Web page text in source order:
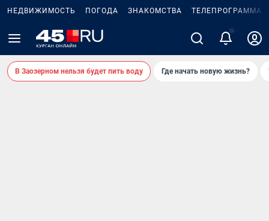
НЕДВИЖИМОСТЬ ПОГОДА ЗНАКОМСТВА ТЕЛЕПРОГРАММА
В Заозерном нельзя будет пить воду Где начать новую жизнь?